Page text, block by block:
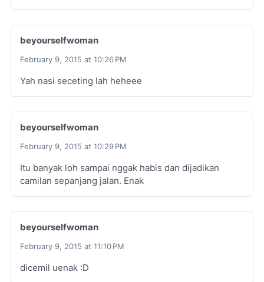
beyourselfwoman
February 9, 2015 at 10:26 PM
Yah nasi seceting lah heheee
beyourselfwoman
February 9, 2015 at 10:29 PM
Itu banyak loh sampai nggak habis dan dijadikan
camilan sepanjang jalan. Enak
beyourselfwoman
February 9, 2015 at 11:10 PM
dicemil uenak :D